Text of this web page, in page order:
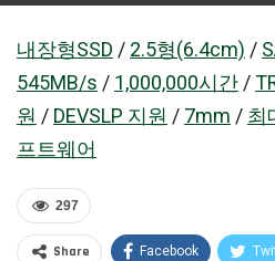
내장형SSD / 2.5형(6.4cm) /
545MB/s / 1,000,000시간 /
원 / DEVSLP 지원 / 7mm / 최
프트웨어
297
Share Facebook